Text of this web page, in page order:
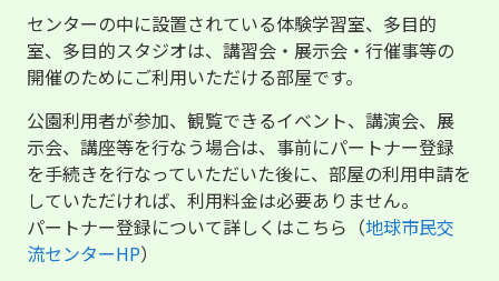
センターの中に設置されている体験学習室、多目的
室、多目的スタジオは、講習会・展示会・行催事等の
開催のためにご利用いただける部屋です。
公園利用者が参加、観覧できるイベント、講演会、展
示会、講座等を行なう場合は、事前にパートナー登録
を手続きを行なっていただいた後に、部屋の利用申請を
していただければ、利用料金は必要ありません。
パートナー登録について詳しくはこちら（地球市民交
流センターHP）